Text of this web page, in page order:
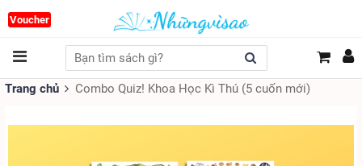
Voucher
Trang chủ Combo Quiz! Khoa Học Kì Thú (5 cuốn mới)